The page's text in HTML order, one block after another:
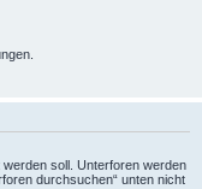
soll. Unterforen werden
durchsuchen“ unten nicht